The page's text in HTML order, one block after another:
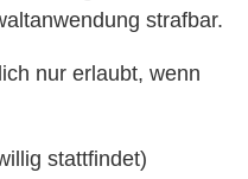
strafbar.
nur erlaubt, wenn
stattfindet)